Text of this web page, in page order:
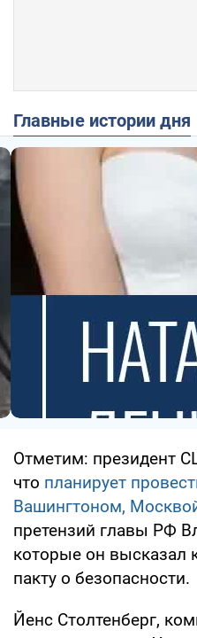
Главные истории дня
Отметим: президент
что планирует
Вашингтоном,
претензий главы РФ
которые он высказал
пакту о безопасности.
Йенс Столтенберг,